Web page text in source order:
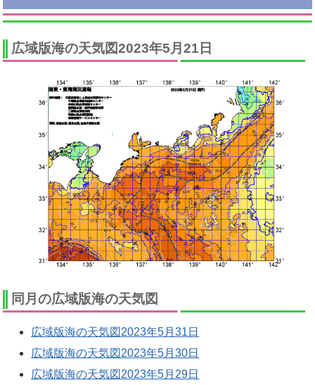
広域版海の天気図2023年5月21日
同月の広域版海の天気図
広域版海の天気図2023年5月31日
広域版海の天気図2023年5月30日
広域版海の天気図2023年5月29日